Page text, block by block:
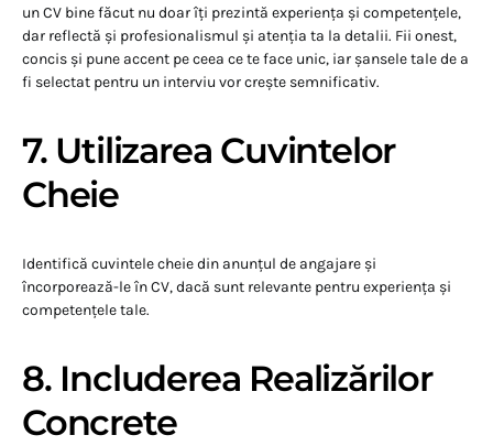
un CV bine făcut nu doar îți prezintă experiența și competențele,
dar reflectă și profesionalismul și atenția ta la detalii. Fii onest,
concis și pune accent pe ceea ce te face unic, iar șansele tale de a
fi selectat pentru un interviu vor crește semnificativ.
7. Utilizarea Cuvintelor
Cheie
Identifică cuvintele cheie din anunțul de angajare și
încorporează-le în CV, dacă sunt relevante pentru experiența și
competențele tale.
8. Includerea Realizărilor
Concrete